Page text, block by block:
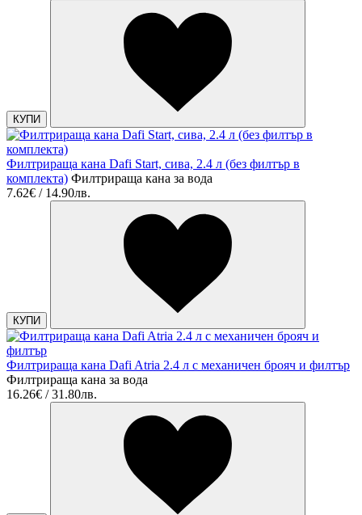
КУПИ
Филтрираща кана Dafi Start, сива, 2.4 л (без филтър в
комплекта) Филтрираща кана за вода
7.62€ / 14.90лв.
КУПИ
Филтрираща кана Dafi Atria 2.4 л с механичен брояч и филтър
Филтрираща кана за вода
16.26€ / 31.80лв.